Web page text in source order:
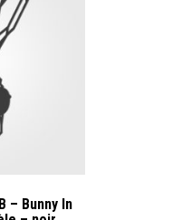
– Bunny In